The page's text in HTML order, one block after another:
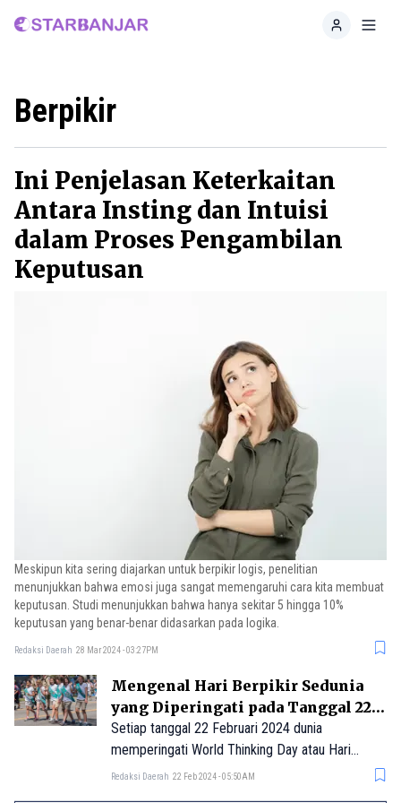
Home
Berpikir
Ini Penjelasan Keterkaitan
Antara Insting dan Intuisi
dalam Proses Pengambilan
Keputusan
Meskipun kita sering diajarkan untuk berpikir logis, penelitian
menunjukkan bahwa emosi juga sangat memengaruhi cara kita membuat
keputusan. Studi menunjukkan bahwa hanya sekitar 5 hingga 10%
keputusan yang benar-benar didasarkan pada logika.
Redaksi Daerah 28 Mar 2024 - 03:27PM
Mengenal Hari Berpikir Sedunia
yang Diperingati pada Tanggal 22
Februari
Setiap tanggal 22 Februari 2024 dunia
memperingati World Thinking Day atau Hari
Berpikir Sedunia. Tanggal ini adalah momen
Redaksi Daerah 22 Feb 2024 - 05:50AM